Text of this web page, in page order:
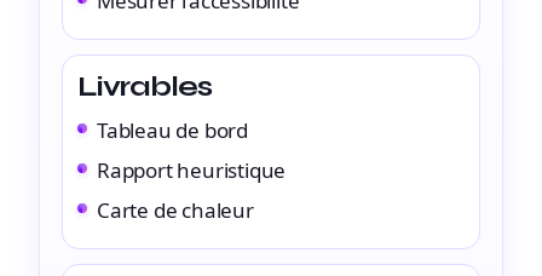
Livrables
Tableau de bord
Rapport heuristique
Carte de chaleur